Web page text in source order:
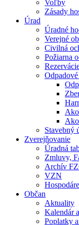
Voľby
Zásady
Úrad
Úradné
Verejné
Civilná
Požiarna
Stavebný
Zverejňovanie
Úradná
Zmluvy,
Archív
VZN
Občan
Aktuality
Kalendár
Poplatky